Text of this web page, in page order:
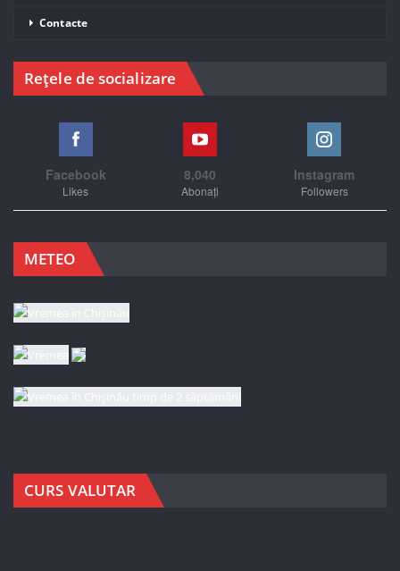
Contacte
Rețele de socializare
Facebook
Likes
8,040
Abonați
Instagram
Followers
METEO
CURS VALUTAR